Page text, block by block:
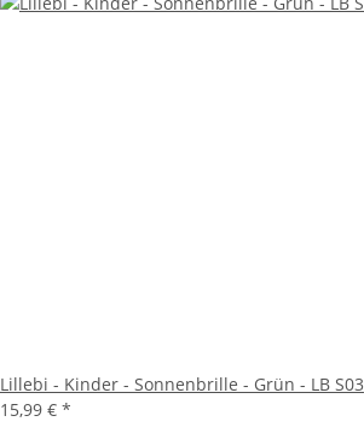
Lillebi - Kinder - Sonnenbrille - Grün - LB S03
15,99 € *